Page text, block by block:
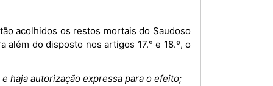
acolhidos os restos mortais do Saudoso
do disposto nos artigos 17.° e 18.º, o
haja autorização expressa para o efeito;